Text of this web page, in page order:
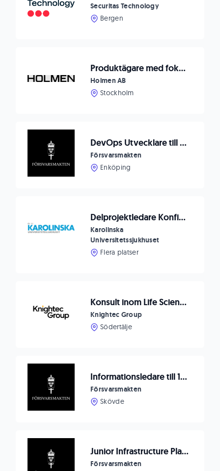
Securitas Technology
Bergen
Produktägare med fokus på elmarknad
Holmen AB
Stockholm
DevOps Utvecklare till Loggningssektionen
Försvarsmakten
Enköping
Delprojektledare Konfiguration
Karolinska
Universitetssjukhuset
Flera platser
Konsult inom Life Science
Knightec Group
Södertälje
Informationsledare till 1.Divisionsstaben
Försvarsmakten
Skövde
Junior Infrastructure Plattform Engineer
Försvarsmakten